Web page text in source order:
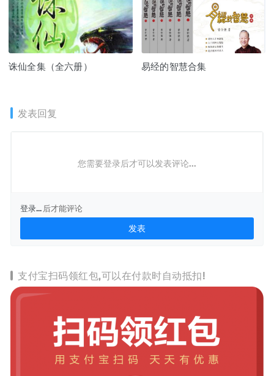
诛仙全集（全六册） 易经的智慧合集
发表回复
您需要登录后才可以发表评论...
登录...后才能评论
支付宝扫码领红包,可以在付款时自动抵扣!